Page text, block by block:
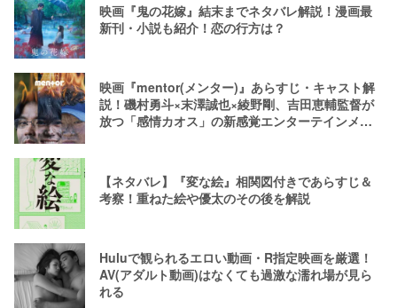
映画『鬼の花嫁』結末までネタバレ解説！漫画最
新刊・小説も紹介！恋の行方は？
映画『mentor(メンター)』あらすじ・キャスト解
説！磯村勇斗×末澤誠也×綾野剛、吉田恵輔監督が
放つ「感情カオス」の新感覚エンターテインメン
【ネタバレ】『変な絵』相関図付きであらすじ＆
考察！重ねた絵や優太のその後を解説
Huluで観られるエロい動画・R指定映画を厳選！
AV(アダルト動画)はなくても過激な濡れ場が見ら
れる